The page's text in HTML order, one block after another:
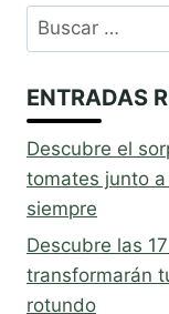
Buscar:
ENTRADAS
Descubre el
tomates junto
siempre
Descubre las
transformarán
rotundo